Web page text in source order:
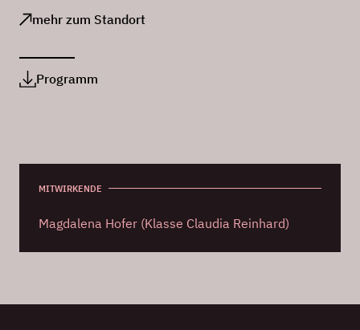
mehr zum Standort
Programm
MITWIRKENDE
Magdalena Hofer (Klasse Claudia Reinhard)